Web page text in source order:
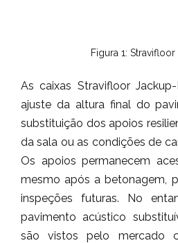
Figura 1:
As caixas Stravifloor
ajuste da altura final do
substituição dos apoios
da sala ou as condições de
Os apoios permanecem
mesmo após a betonagem,
inspeções futuras. No
pavimento acústico
são vistos pelo mercado